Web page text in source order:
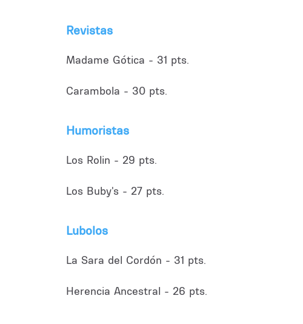
Revistas
Madame Gótica - 31 pts.
Carambola - 30 pts.
Humoristas
Los Rolin - 29 pts.
Los Buby's - 27 pts.
Lubolos
La Sara del Cordón - 31 pts.
Herencia Ancestral - 26 pts.